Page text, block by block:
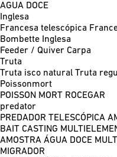
AGUA DOCE
Inglesa
Francesa telescópica
Bombette Inglesa
Feeder / Quiver Carpa
Truta
Truta isco natural Truta
Poissonmort
POISSON MORT ROCEGAR
predator
PREDADOR TELESCÓPICA
BAIT CASTING
AMOSTRA ÁGUA DOCE
MIGRADOR